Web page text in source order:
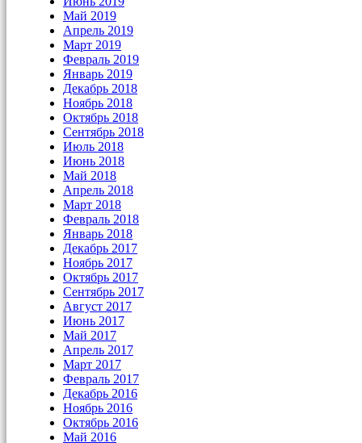
Май 2019
Апрель 2019
Март 2019
Февраль 2019
Январь 2019
Декабрь 2018
Ноябрь 2018
Октябрь 2018
Сентябрь 2018
Июль 2018
Июнь 2018
Май 2018
Апрель 2018
Март 2018
Февраль 2018
Январь 2018
Декабрь 2017
Ноябрь 2017
Октябрь 2017
Сентябрь 2017
Август 2017
Июнь 2017
Май 2017
Апрель 2017
Март 2017
Февраль 2017
Декабрь 2016
Ноябрь 2016
Октябрь 2016
Май 2016